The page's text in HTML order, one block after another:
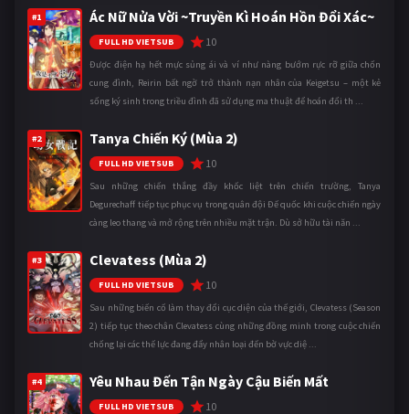
#1 Ác Nữ Nửa Vời ~Truyền Kì Hoán Hồn Đổi Xác~
FULL HD VIETSUB 10
Được điện hạ hết mực sủng ái và ví như nàng bướm rực rỡ giữa chốn
cung đình, Reirin bất ngờ trở thành nạn nhân của Keigetsu – một kẻ
sống ký sinh trong triều đình đã sử dụng ma thuật để hoán đổi th ...
#2 Tanya Chiến Ký (Mùa 2)
FULL HD VIETSUB 10
Sau những chiến thắng đầy khốc liệt trên chiến trường, Tanya
Degurechaff tiếp tục phục vụ trong quân đội Đế quốc khi cuộc chiến ngày
càng leo thang và mở rộng trên nhiều mặt trận. Dù sở hữu tài năn ...
#3 Clevatess (Mùa 2)
FULL HD VIETSUB 10
Sau những biến cố làm thay đổi cục diện của thế giới, Clevatess (Season
2) tiếp tục theo chân Clevatess cùng những đồng minh trong cuộc chiến
chống lại các thế lực đang đẩy nhân loại đến bờ vực diệ ...
#4 Yêu Nhau Đến Tận Ngày Cậu Biến Mất
FULL HD VIETSUB 10